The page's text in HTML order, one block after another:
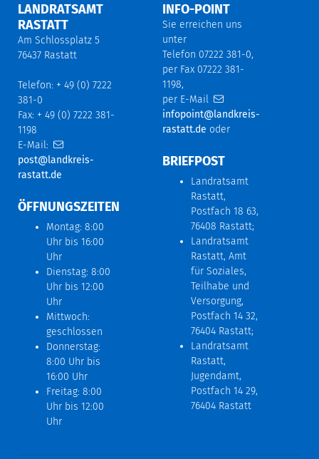
LANDRATSAMT
RASTATT
Am Schlossplatz 5
76437 Rastatt
Telefon: + 49 (0) 7222
381-0
Fax: + 49 (0) 7222 381-
1198
E-Mail:
post@landkreis-
rastatt.de
ÖFFNUNGSZEITEN
Montag: 8:00
Uhr bis 16:00
Uhr
Dienstag: 8:00
Uhr bis 12:00
Uhr
Mittwoch:
geschlossen
Donnerstag:
8:00 Uhr bis
16:00 Uhr
Freitag: 8:00
Uhr bis 12:00
Uhr
INFO-POINT
Sie erreichen uns
unter
Telefon 07222 381-0,
per Fax 07222 381-
1198,
per E-Mail
infopoint@landkreis-
rastatt.de oder
BRIEFPOST
Landratsamt
Rastatt,
Postfach 18 63,
76408 Rastatt;
Landratsamt
Rastatt, Amt
für Soziales,
Teilhabe und
Versorgung,
Postfach 14 32,
76404 Rastatt;
Landratsamt
Rastatt,
Jugendamt,
Postfach 14 29,
76404 Rastatt